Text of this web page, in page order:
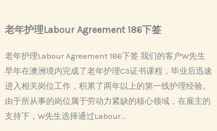
老年护理Labour Agreement 186下签
老年护理Labour Agreement 186下签 我们的客户W先生
早年在澳洲境内完成了老年护理C3证书课程，毕业后迅速
进入相关岗位工作，积累了两年以上的第一线护理经验。
由于所从事的岗位属于劳动力紧缺的核心领域，在雇主的
支持下，W先生选择通过Labour...